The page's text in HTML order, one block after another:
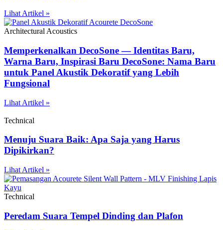
Lihat Artikel »
Architectural Acoustics
Memperkenalkan DecoSone — Identitas Baru,
Warna Baru, Inspirasi Baru DecoSone: Nama Baru
untuk Panel Akustik Dekoratif yang Lebih
Fungsional
Lihat Artikel »
Technical
Menuju Suara Baik: Apa Saja yang Harus
Dipikirkan?
Lihat Artikel »
Technical
Peredam Suara Tempel Dinding dan Plafon